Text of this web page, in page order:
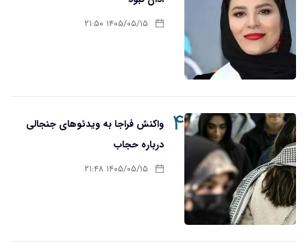
۱۴۰۵/۰۵/۱۵ ۲۱:۵۰
۴ واکنش فراجا به ویدئوهای جنجالی
درباره حجاب
۱۴۰۵/۰۵/۱۵ ۲۱:۴۸